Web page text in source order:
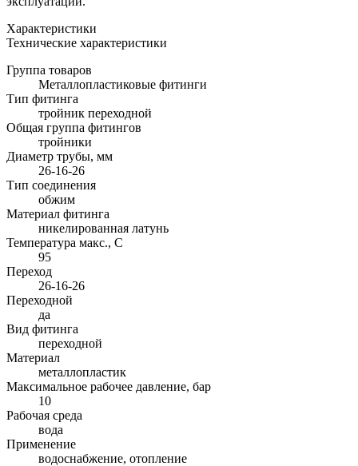
Характеристики
Технические характеристики
Группа товаров
Металлопластиковые фитинги
Тип фитинга
тройник переходной
Общая группа фитингов
тройники
Диаметр трубы, мм
26-16-26
Тип соединения
обжим
Материал фитинга
никелированная латунь
Температура макс., С
95
Переход
26-16-26
Переходной
да
Вид фитинга
переходной
Материал
металлопластик
Максимальное рабочее давление, бар
10
Рабочая среда
вода
Применение
водоснабжение, отопление